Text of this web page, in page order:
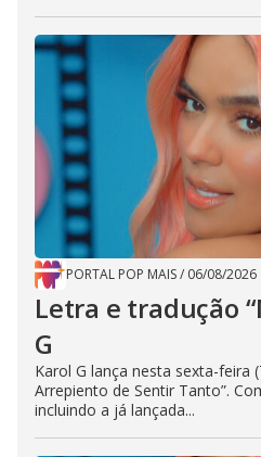
PORTAL POP MAIS/ 06/08/2026
Letra e tradução
G
Karol G lança nesta sexta-feira
Arrepiento de Sentir Tanto”.
incluindo a já lançada...